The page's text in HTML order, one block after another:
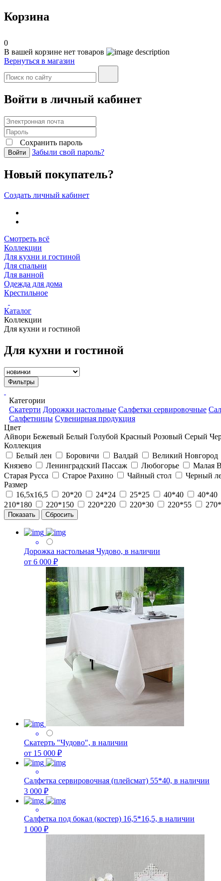
Корзина
0
В вашей корзине нет товаров
Вернуться в магазин
Войти в личный кабинет
Сохранить пароль
Войти Забыли свой пароль?
Новый покупатель?
Создать личный кабинет
Смотреть всё
Коллекции
Для кухни и гостиной
Для спальни
Для ванной
Одежда для дома
Крестильное
Каталог
Коллекции
Для кухни и гостиной
Для кухни и гостиной
Фильтры
Категории
Скатерти Дорожки настольные Салфетки сервировочные
Салфетницы Сувенирная продукция
Цвет
Айвори Бежевый Белый Голубой Красный Розовый Серый
Коллекция
Белый лен
Боровичи Валдай Великий Новгород
Князево
Ленинградский Пассаж Любогорье Малая
Старая Русса
Старое Рахино Чайный стол Черный
Размер
16,5х16,5
20*20 24*24 25*25 40*40 40*40
210*180
220*150 220*220 220*30 220*55
Дорожка настольная Чудово, в наличии
от 6 000 ₽
Скатерть "Чудово", в наличии
от 15 000 ₽
Салфетка сервировочная (плейсмат) 55*40, в наличии
3 000 ₽
Салфетка под бокал (костер) 16,5*16,5, в наличии
1 000 ₽